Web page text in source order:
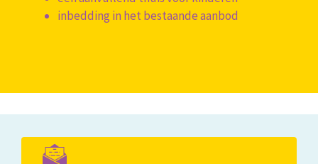
inbedding in het bestaande aanbod